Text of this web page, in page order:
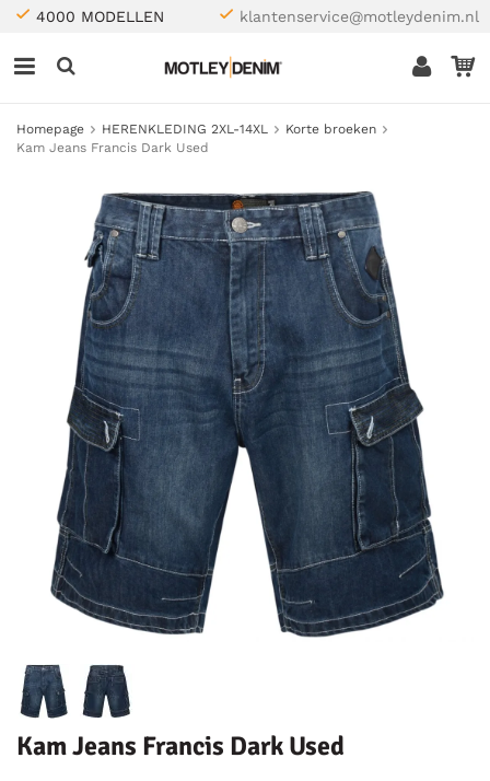
4000 MODELLEN klantenservice@motleydenim.nl
Homepage HERENKLEDING 2XL-14XL
Korte broeken
Kam Jeans Francis Dark Used
Kam Jeans Francis Dark Used